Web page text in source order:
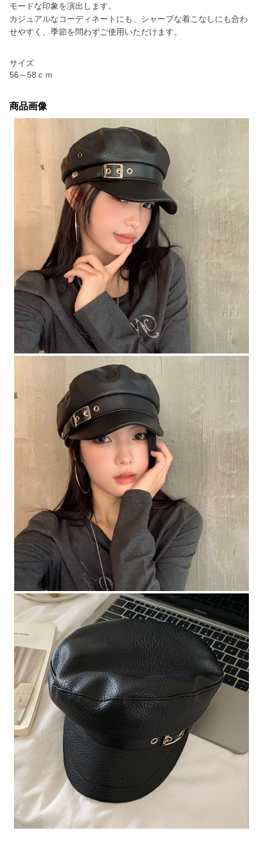
モードな印象を演出します。
カジュアルなコーディネートにも、シャープな着こなしにも合わ
せやすく、季節を問わずご使用いただけます。
サイズ
56～58ｃｍ
商品画像